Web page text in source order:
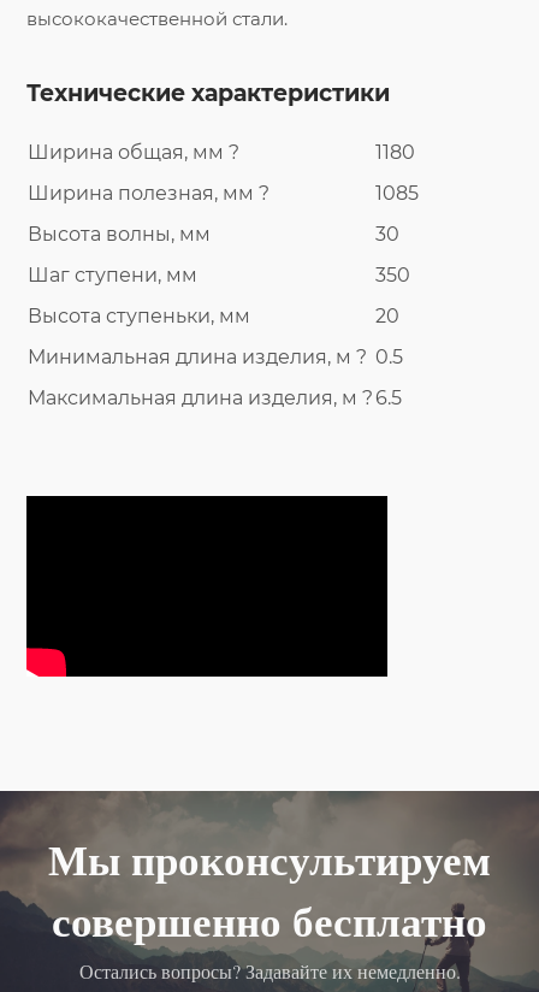
высококачественной стали.
Технические характеристики
Ширина общая, мм ?
1180
Ширина полезная, мм ?
1085
Высота волны, мм
30
Шаг ступени, мм
350
Высота ступеньки, мм
20
Минимальная длина изделия, м ? 0.5
Максимальная длина изделия, м ?6.5
Мы проконсультируем
совершенно бесплатно
Остались вопросы? Задавайте их немедленно.